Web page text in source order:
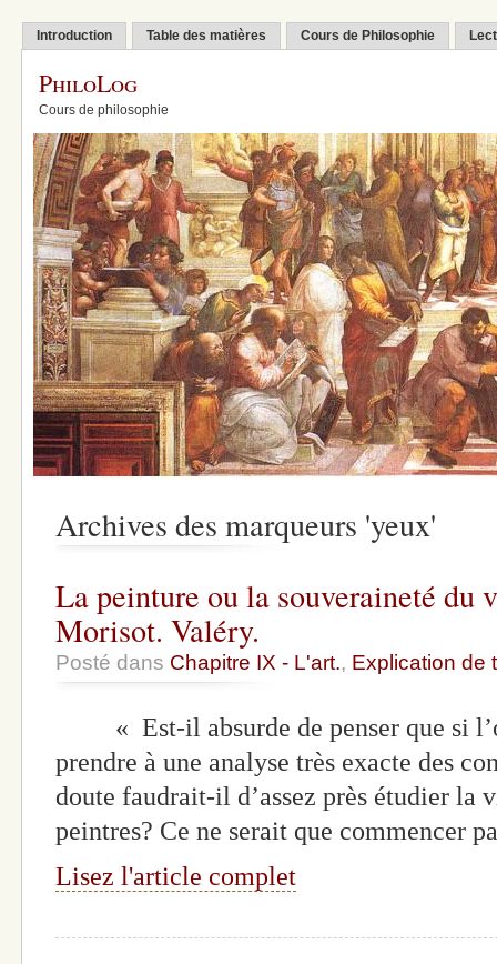
Introduction Table des matières Cours de Philosophie
PhiloLog
Cours de philosophie
Archives des marqueurs 'yeux'
La peinture ou la souveraineté du
Morisot. Valéry.
Posté dans Chapitre IX - L'art., Explication de
« Est-il absurde de penser que si
prendre à une analyse très exacte des
doute faudrait-il d’assez près étudier la
peintres? Ce ne serait que commencer
Lisez l'article complet